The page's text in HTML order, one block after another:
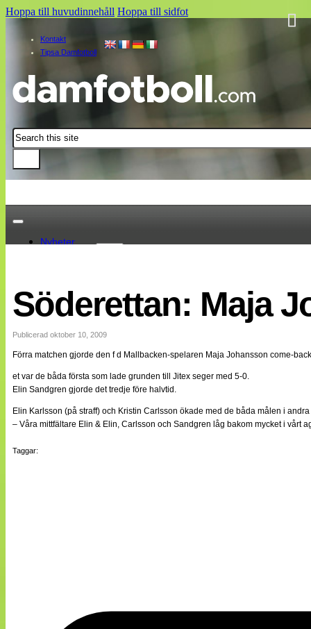
Hoppa till huvudinnehåll Hoppa till sidfot
Kontakt
Tipsa Damfotboll
Sök
Nyheter
Landslaget
EM 2013
Internationellt
Bildreportage
Bloggar
Lagen
Webb-TV
Cuper
Medlemsbilder
Till klubbkassan
Söderettan: Maja
Publicerad oktober 10, 2009
Förra matchen gjorde den f d Mallbacken-spelaren Maja Johansson come-
et var de båda första som lade grunden till Jitex seger med 5-0.
Elin Sandgren gjorde det tredje före halvtid.
Elin Karlsson (på straff) och Kristin Carlsson ökade med de båda målen i
– Våra mittfältare Elin & Elin, Carlsson och Sandgren låg bakom mycket i vårt
Taggar: